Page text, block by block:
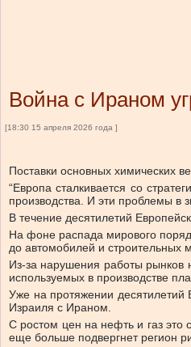
Война с Ираном
[18:30 15 апреля 2026 года ]
Поставки основных химических
“Европа сталкивается со
производства. И эти проблемы в
В течение десятилетий
На фоне распада мирового
до автомобилей и строительных
Из-за нарушения работы рынков
используемых в производстве
Уже на протяжении десятилетий
Израиля с Ираном.
С ростом цен на нефть и газ это
еще больше подвергнет регион